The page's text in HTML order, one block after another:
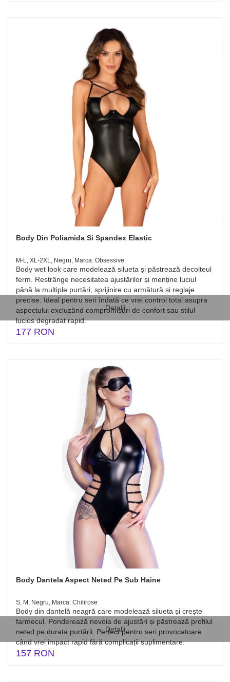
Detalii
Body Din Poliamida Si Spandex Elastic
M-L, XL-2XL, Negru, Marca: Obsessive
Body wet look care modelează silueta și păstrează decolteul
ferm. Restrânge necesitatea ajustărilor și menține luciul
până la multiple purtări; sprijinire cu armătură și reglaje
precise. Ideal pentru seri îndată ce vrei control total asupra
aspectului excluzând compromisuri de confort sau stilul
lucios degradat rapid.
177 RON
Detalii
Body Dantela Aspect Neted Pe Sub Haine
S, M, Negru, Marca: Chilirose
Body din dantelă neagră care modelează silueta și crește
farmecul. Ponderează nevoia de ajustări și păstrează profilul
neted pe durata purtării. Perfect pentru seri provocatoare
când vrei impact rapid fără complicații suplimentare.
157 RON